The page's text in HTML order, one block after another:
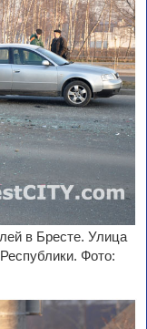
в Бресте. Улица
Фото: